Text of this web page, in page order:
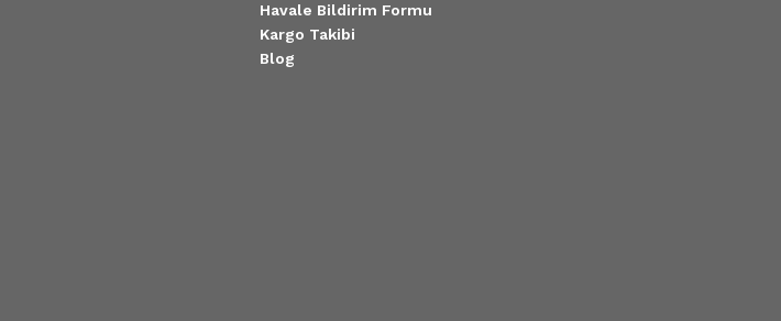
Havale Bildirim Formu
Kargo Takibi
Blog